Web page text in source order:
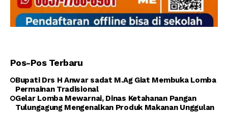
Pos-Pos Terbaru
Bupati Drs H Anwar sadat M.Ag Giat Membuka Lomba
Permainan Tradisional
Gelar Lomba Mewarnai, Dinas Ketahanan Pangan
Tulungagung Mengenalkan Produk Makanan Unggulan